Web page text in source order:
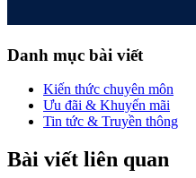
Danh mục bài viết
Kiến thức chuyên môn
Ưu đãi & Khuyến mãi
Tin tức & Truyền thông
Bài viết liên quan